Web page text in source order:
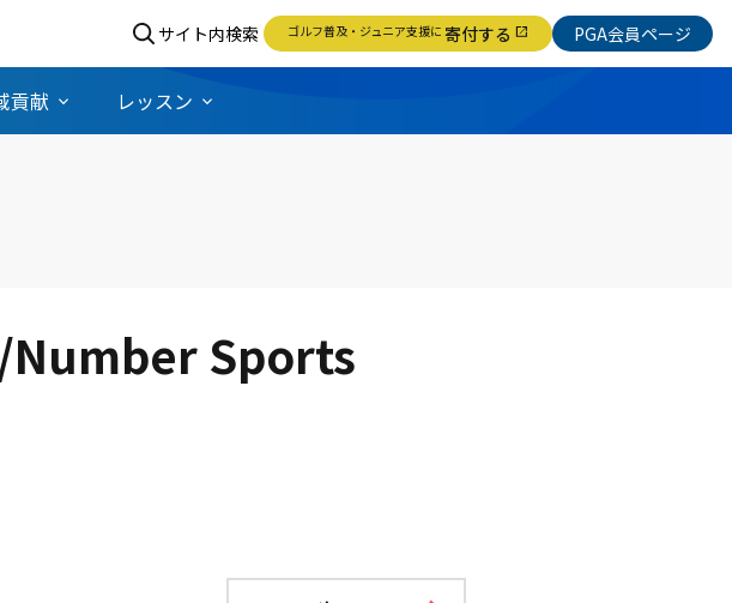
サイト内検索 ゴルフ普及・ジュニア支援に 寄付する open_in_new PGA会員ページ
貢献 レッスン
/Number Sports